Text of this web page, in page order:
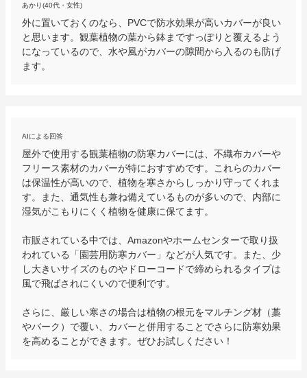
あかり(40代・女性)
外に置いておくのなら、PVCで防水効果が高いカバーが良い
と思います。観葉植物の葉から鉢まですっぽりと覆えるよう
になっているので、水や風がカバーの隙間から入るのも防げ
ます。
AIによる回答
屋外で使用する観葉植物の防寒カバーには、不織布カバーや
フリース素材のカバーが特におすすめです。これらのカバー
は保温性が高いので、植物を寒さからしっかり守ってくれま
す。また、通気性も兼ね備えているものが多いので、内部に
湿気がこもりにくく植物を健康に保てます。
市販されている中では、Amazonやホームセンターで取り扱
われている「園芸用防寒カバー」などが人気です。また、少
し大きいサイズのものやドローコードで締められるタイプは
風で飛ばされにくいので便利です。
さらに、厳しい寒さの場合は植物の根元をマルチング材（藁
やバーク）で覆い、カバーと併用することでさらに防寒効果
を高めることができます。ぜひお試しください！